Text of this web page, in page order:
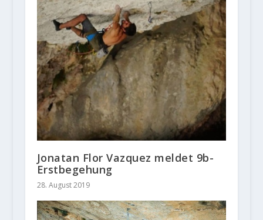
Jonatan Flor Vazquez meldet 9b-
Erstbegehung
28. August 2019